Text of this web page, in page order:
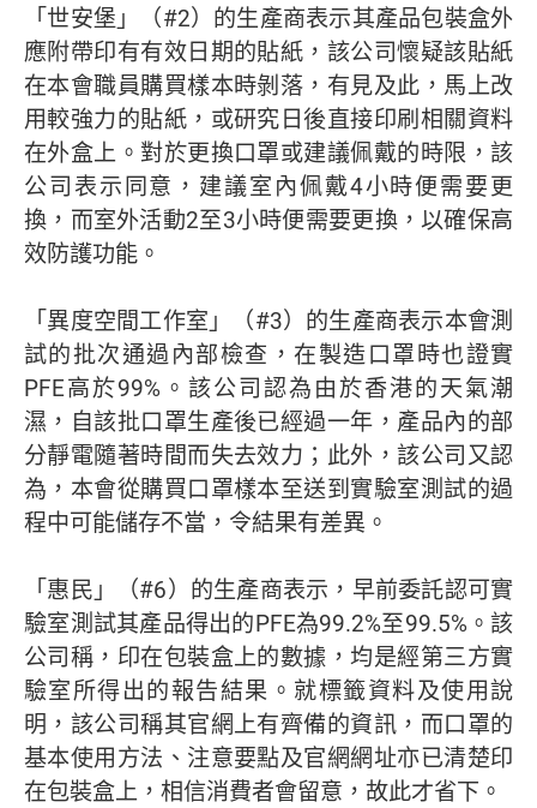
「世安堡」（#2）的生產商表示其產品包裝盒外
應附帶印有有效日期的貼紙，該公司懷疑該貼紙
在本會職員購買樣本時剝落，有見及此，馬上改
用較強力的貼紙，或研究日後直接印刷相關資料
在外盒上。對於更換口罩或建議佩戴的時限，該
公司表示同意，建議室內佩戴4小時便需要更
換，而室外活動2至3小時便需要更換，以確保高
效防護功能。
「異度空間工作室」（#3）的生產商表示本會測
試的批次通過內部檢查，在製造口罩時也證實
PFE高於99%。該公司認為由於香港的天氣潮
濕，自該批口罩生產後已經過一年，產品內的部
分靜電隨著時間而失去效力；此外，該公司又認
為，本會從購買口罩樣本至送到實驗室測試的過
程中可能儲存不當，令結果有差異。
「惠民」（#6）的生產商表示，早前委託認可實
驗室測試其產品得出的PFE為99.2%至99.5%。該
公司稱，印在包裝盒上的數據，均是經第三方實
驗室所得出的報告結果。就標籤資料及使用說
明，該公司稱其官網上有齊備的資訊，而口罩的
基本使用方法、注意要點及官網網址亦已清楚印
在包裝盒上，相信消費者會留意，故此才省下。